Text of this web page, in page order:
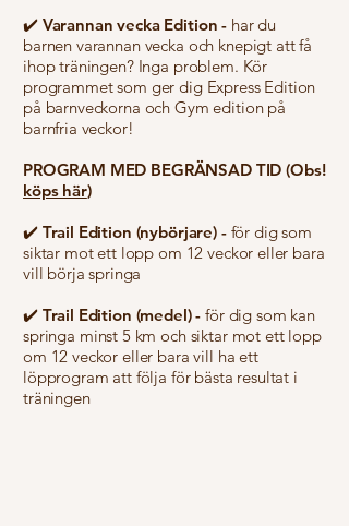
✔️ Varannan vecka Edition - har du
barnen varannan vecka och knepigt att få
ihop träningen? Inga problem. Kör
programmet som ger dig Express Edition
på barnveckorna och Gym edition på
barnfria veckor!
PROGRAM MED BEGRÄNSAD TID (Obs!
köps här)
✔️ Trail Edition (nybörjare) - för dig som
siktar mot ett lopp om 12 veckor eller bara
vill börja springa
✔️ Trail Edition (medel) -för dig som kan
springa minst 5 km och siktar mot ett lopp
om 12 veckor eller bara vill ha ett
löpprogram att följa för bästa resultat i
träningen